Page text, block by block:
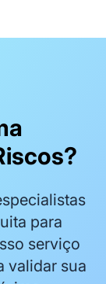
para
serviço
validar sua